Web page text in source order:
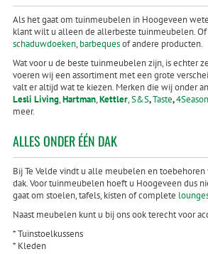
Als het gaat om tuinmeubelen in Hoogeveen
klant wilt u alleen de allerbeste tuinmeubelen. Of
schaduwdoeken, barbequesof andere producten.
Wat voor u de beste tuinmeubelen zijn, is echter
voeren wij een assortiment met een grote
valt er altijd wat te kiezen. Merken die wij onder
Lesli Living,Hartman,Kettler,S&S,Taste,
meer.
ALLES ONDER ÉÉN DAK
Bij Te Velde vindt u alle meubelen en
dak. Voor tuinmeubelen hoeft u Hoogeveen dus
gaat om stoelen, tafels, kisten of complete
Naast meubelen kunt u bij ons ook terecht voor
* Tuinstoelkussens
* Kleden